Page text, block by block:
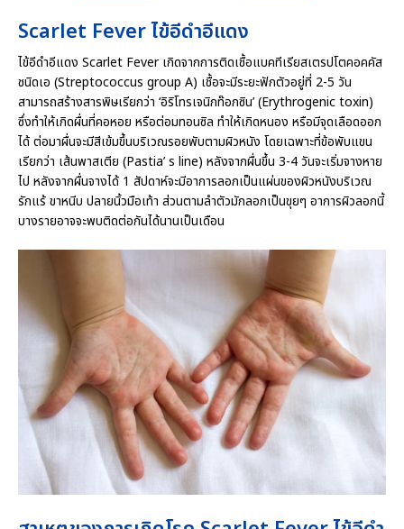
Scarlet Fever ไข้อีดำอีแดง
ไข้อีดำอีแดง Scarlet Fever เกิดจากการติดเชื้อแบคทีเรียสเตรปโตคอคคัส
ชนิดเอ (Streptococcus group A) เชื้อจะมีระยะฟักตัวอยู่ที่ 2-5 วัน
สามารถสร้างสารพิษเรียกว่า ‘อิริโทรเจนิกท๊อกซิน’ (Erythrogenic toxin)
ซึ่งทำให้เกิดผื่นที่คอหอย หรือต่อมทอนซิล ทำให้เกิดหนอง หรือมีจุดเลือดออก
ได้ ต่อมาผื่นจะมีสีเข้มขึ้นบริเวณรอยพับตามผิวหนัง โดยเฉพาะที่ข้อพับแขน
เรียกว่า เส้นพาสเตีย (Pastia’ s line) หลังจากผื่นขึ้น 3-4 วันจะเริ่มจางหาย
ไป หลังจากผื่นจางได้ 1 สัปดาห์จะมีอาการลอกเป็นแผ่นของผิวหนังบริเวณ
รักแร้ ขาหนีบ ปลายนิ้วมือเท้า ส่วนตามลำตัวมักลอกเป็นขุยๆ อาการผิวลอกนี้
บางรายอาจจะพบติดต่อกันได้นานเป็นเดือน